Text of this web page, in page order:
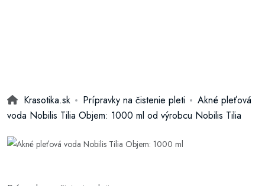
Krasotika.sk Prípravky na čistenie pleti
Akné pleťová
voda Nobilis Tilia Objem: 1000 ml od výrobcu Nobilis Tilia